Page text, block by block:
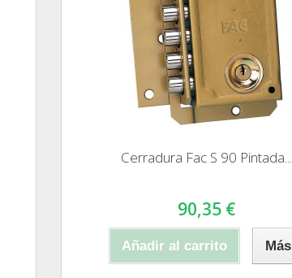
Cerradura Fac S 90 Pintada...
90,35 €
Añadir al carrito Más